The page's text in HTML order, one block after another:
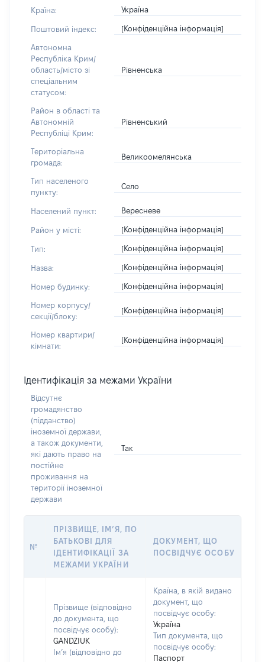
Країна: Україна
Поштовий індекс: [Конфіденційна інформація]
Автономна
Республіка Крим/
область/місто зі
спеціальним
статусом:
Рівненська
Район в області та
Автономній
Республіці Крим:
Рівненський
Територіальна
громада:
Великоомелянська
Тип населеного
пункту:
Село
Населений пункт: Вересневе
Район у місті: [Конфіденційна інформація]
Тип: [Конфіденційна інформація]
Назва: [Конфіденційна інформація]
Номер будинку: [Конфіденційна інформація]
Номер корпусу/
секції/блоку:
[Конфіденційна інформація]
Номер квартири/
кімнати:
[Конфіденційна інформація]
Ідентифікація за межами України
Відсутнє
громадянство
(підданство)
іноземної держави,
а також документи,
які дають право на
постійне
проживання на
території іноземної
держави
Так
№
ПРІЗВИЩЕ, ІМ’Я, ПО
БАТЬКОВІ ДЛЯ
ІДЕНТИФІКАЦІЇ ЗА
МЕЖАМИ УКРАЇНИ
ДОКУМЕНТ, ЩО
ПОСВІДЧУЄ ОСОБУ
Прізвище (відповідно
до документа, що
посвідчує особу):
GANDZIUK
Ім’я (відповідно до
Країна, в якій видано
документ, що
посвідчує особу:
Україна
Тип документа, що
посвідчує особу:
Паспорт